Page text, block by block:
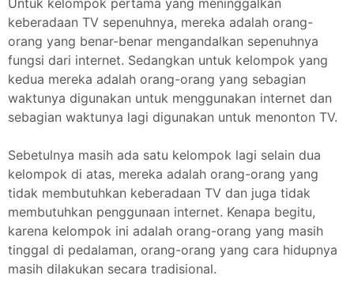
Untuk kelompok pertama yang meninggalkan
keberadaan TV sepenuhnya, mereka adalah orang-
orang yang benar-benar mengandalkan sepenuhnya
fungsi dari internet. Sedangkan untuk kelompok yang
kedua mereka adalah orang-orang yang sebagian
waktunya digunakan untuk menggunakan internet dan
sebagian waktunya lagi digunakan untuk menonton TV.
Sebetulnya masih ada satu kelompok lagi selain dua
kelompok di atas, mereka adalah orang-orang yang
tidak membutuhkan keberadaan TV dan juga tidak
membutuhkan penggunaan internet. Kenapa begitu,
karena kelompok ini adalah orang-orang yang masih
tinggal di pedalaman, orang-orang yang cara hidupnya
masih dilakukan secara tradisional.